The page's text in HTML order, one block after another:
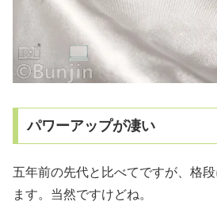
パワーアップが凄い
五年前の先代と比べてですが、格
ます。当然ですけどね。